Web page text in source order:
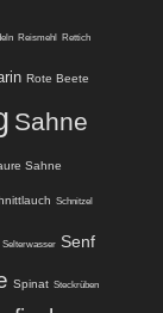
Reismehl Rettich
Rote Beete
Sahne
Sahne
Schnitzel
Selterwasser Senf
Spinat Steckrüben